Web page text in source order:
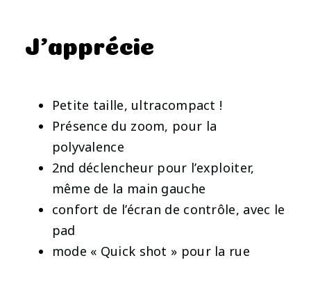
J’apprécie
Petite taille, ultracompact !
Présence du zoom, pour la
polyvalence
2nd déclencheur pour l’exploiter,
même de la main gauche
confort de l’écran de contrôle, avec le
pad
mode « Quick shot » pour la rue